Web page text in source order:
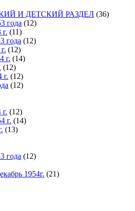
И ДЕТСКИЙ РАЗДЕЛ (36)
года (12)
(11)
года (12)
(12)
г. (14)
(12)
г. (12)
(12)
(12)
г. (14)
(13)
года (12)
1954г. (21)